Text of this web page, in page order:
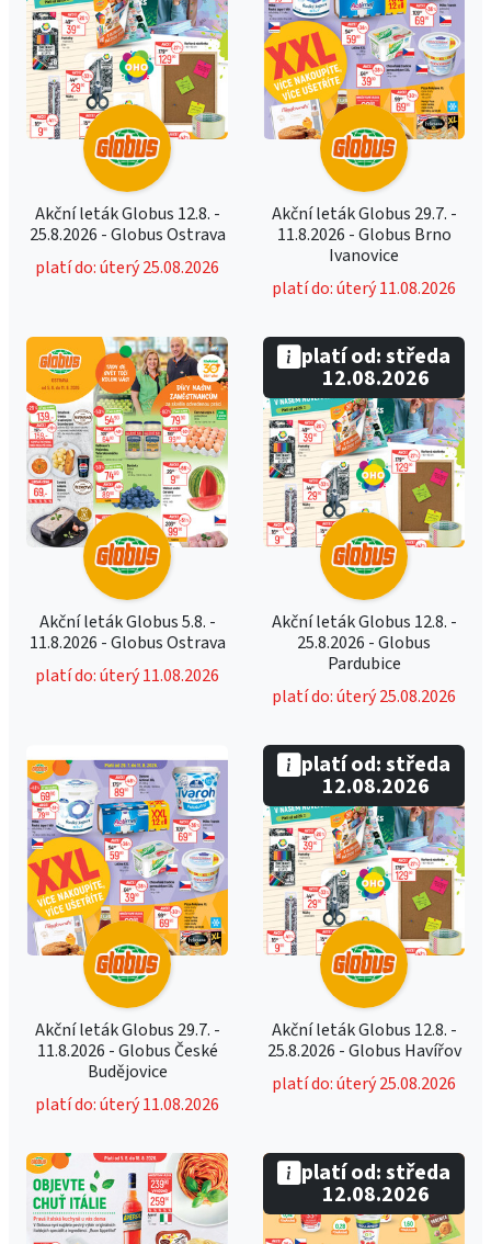
Akční leták Globus 12.8. -
25.8.2026 - Globus Ostrava
platí do: úterý 25.08.2026
Akční leták Globus 29.7. -
11.8.2026 - Globus Brno
Ivanovice
platí do: úterý 11.08.2026
Akční leták Globus 5.8. -
11.8.2026 - Globus Ostrava
platí do: úterý 11.08.2026
Akční leták Globus 12.8. -
25.8.2026 - Globus
Pardubice
platí do: úterý 25.08.2026
platí od: středa
12.08.2026
Akční leták Globus 29.7. -
11.8.2026 - Globus České
Budějovice
platí do: úterý 11.08.2026
Akční leták Globus 12.8. -
25.8.2026 - Globus Havířov
platí do: úterý 25.08.2026
platí od: středa
12.08.2026
platí od: středa
12.08.2026